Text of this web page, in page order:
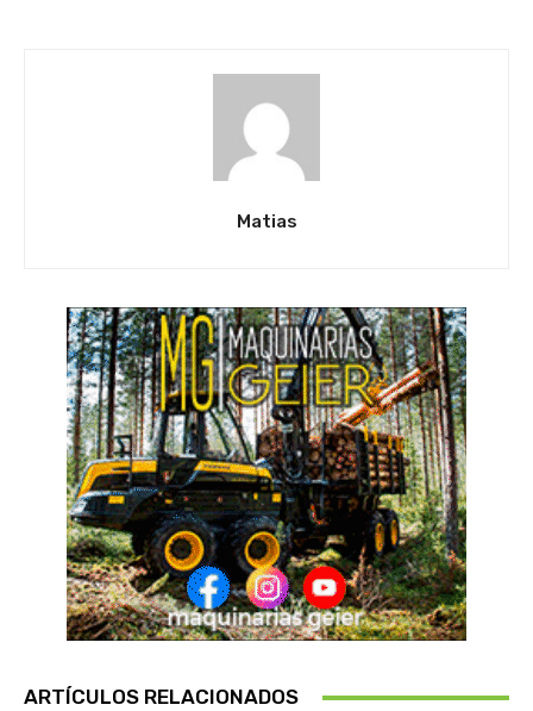
Matias
ARTÍCULOS RELACIONADOS